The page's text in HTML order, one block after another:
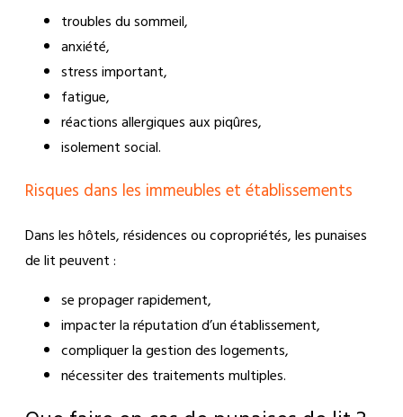
troubles du sommeil,
anxiété,
stress important,
fatigue,
réactions allergiques aux piqûres,
isolement social.
Risques dans les immeubles et établissements
Dans les hôtels, résidences ou copropriétés, les punaises
de lit peuvent :
se propager rapidement,
impacter la réputation d’un établissement,
compliquer la gestion des logements,
nécessiter des traitements multiples.